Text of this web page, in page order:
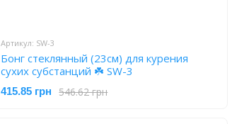
Артикул: SW-3
Бонг стеклянный (23см) для курения
сухих субстанций ☘️ SW-3
546.62 грн
415.85 грн